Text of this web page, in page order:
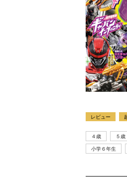
レビュー
４歳 ５歳
小学６年生
【特別編
ンスフォ
【月イチ